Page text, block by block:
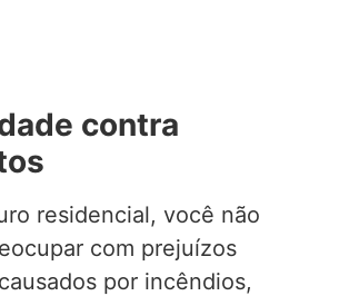
contra
residencial, você não
com prejuízos
por incêndios,